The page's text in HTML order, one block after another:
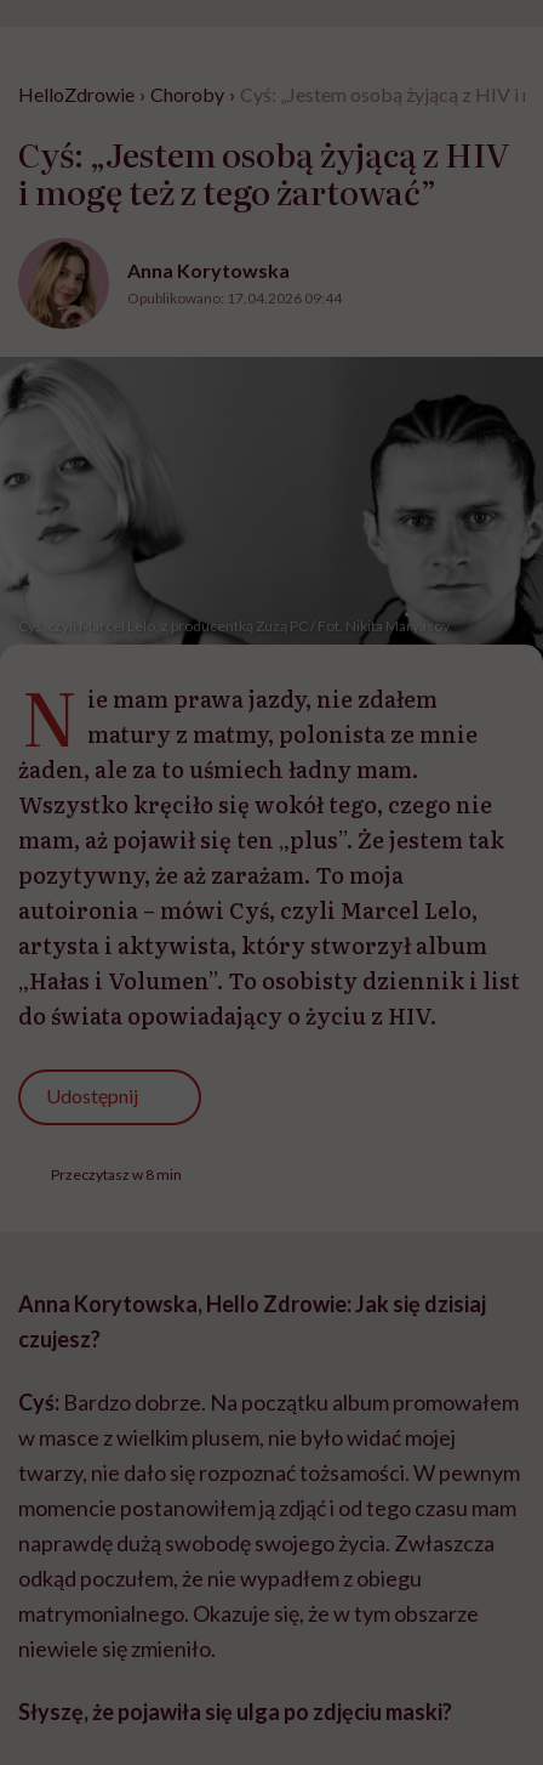
HelloZdrowie › Choroby › Cyś: „Jestem osobą żyjącą z HIV i
Cyś: „Jestem osobą żyjącą z HIV
i mogę też z tego żartować”
Anna Korytowska
Opublikowano: 17.04.2026 09:44
Cyś, czyli Marcel Lelo, z producentką Zuzą PC / Fot. Nikita Maryasov
N ie mam prawa jazdy, nie zdałem
matury z matmy, polonista ze mnie
żaden, ale za to uśmiech ładny mam.
Wszystko kręciło się wokół tego, czego nie
mam, aż pojawił się ten „plus”. Że jestem tak
pozytywny, że aż zarażam. To moja
autoironia – mówi Cyś, czyli Marcel Lelo,
artysta i aktywista, który stworzył album
„Hałas i Volumen”. To osobisty dziennik i list
do świata opowiadający o życiu z HIV.
Udostępnij
Przeczytasz w 8 min
Anna Korytowska, Hello Zdrowie: Jak się dzisiaj
czujesz?
Cyś: Bardzo dobrze. Na początku album promowałem
w masce z wielkim plusem, nie było widać mojej
twarzy, nie dało się rozpoznać tożsamości. W pewnym
momencie postanowiłem ją zdjąć i od tego czasu mam
naprawdę dużą swobodę swojego życia. Zwłaszcza
odkąd poczułem, że nie wypadłem z obiegu
matrymonialnego. Okazuje się, że w tym obszarze
niewiele się zmieniło.
Słyszę, że pojawiła się ulga po zdjęciu maski?